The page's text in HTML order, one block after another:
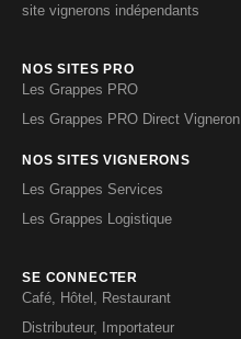
site vignerons indépendants
NOS SITES PRO
Les Grappes PRO
Les Grappes PRO Direct Vigneron
NOS SITES VIGNERONS
Les Grappes Services
Les Grappes Logistique
SE CONNECTER
Café, Hôtel, Restaurant
Distributeur, Importateur